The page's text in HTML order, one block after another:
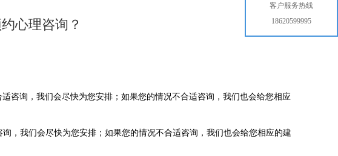
心理咨询？
适咨询，我们会尽快为您安排；如果您的情况不合适咨询，我们也会给您相应
询，我们会尽快为您安排；如果您的情况不合适咨询，我们也会给您相应的建
客户服务热线
18620599995